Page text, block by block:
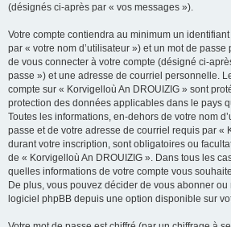
(désignés ci-après par « vos messages »).
Votre compte contiendra au minimum un
par « votre nom d’utilisateur ») et un mot de
de vous connecter à votre compte (désigné ci-
passe ») et une adresse de courriel personnelle.
compte sur « Korvigelloù An DROUIZIG » sont
protection des données applicables dans le pays
Toutes les informations, en-dehors de votre nom
passe et de votre adresse de courriel requis par «
durant votre inscription, sont obligatoires ou
de « Korvigelloù An DROUIZIG ». Dans tous les
quelles informations de votre compte vous
De plus, vous pouvez décider de vous abonner
logiciel phpBB depuis une option disponible sur